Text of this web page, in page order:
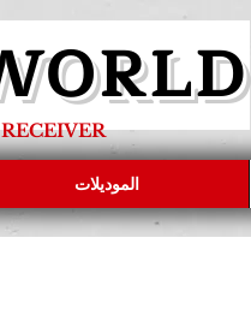
الموديلات